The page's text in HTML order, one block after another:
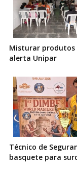
Misturar produtos
alerta Unipar
Técnico de
basquete para